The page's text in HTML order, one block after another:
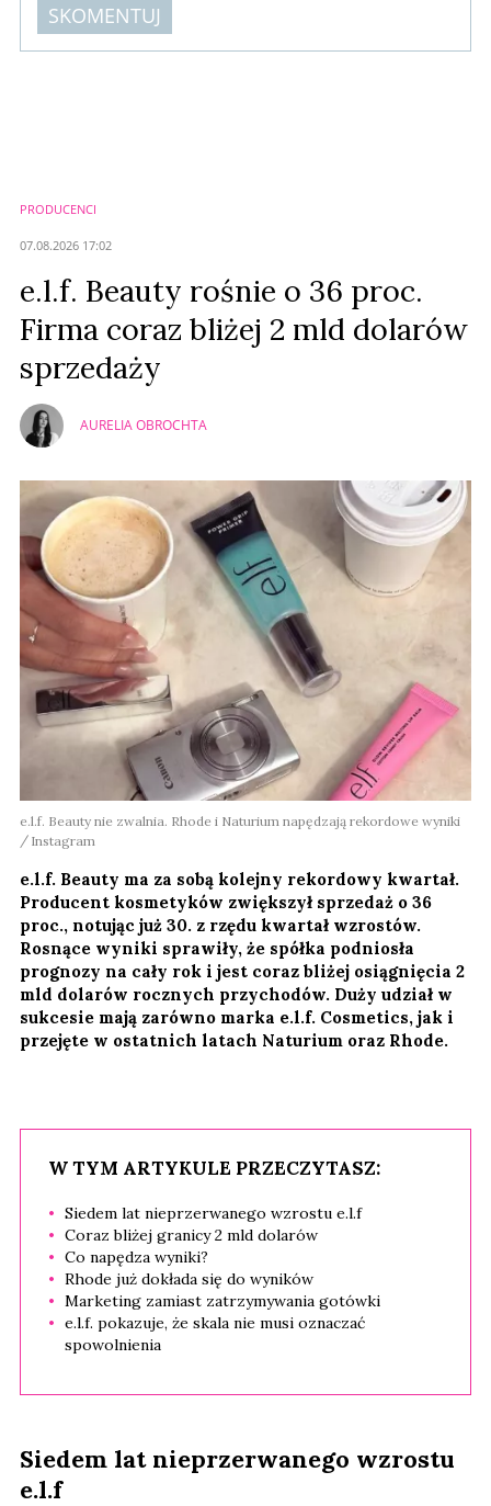
SKOMENTUJ
PRODUCENCI
07.08.2026 17:02
e.l.f. Beauty rośnie o 36 proc.
Firma coraz bliżej 2 mld dolarów
sprzedaży
AURELIA OBROCHTA
e.l.f. Beauty nie zwalnia. Rhode i Naturium napędzają rekordowe wyniki
Instagram
e.l.f. Beauty ma za sobą kolejny rekordowy kwartał.
Producent kosmetyków zwiększył sprzedaż o 36
proc., notując już 30. z rzędu kwartał wzrostów.
Rosnące wyniki sprawiły, że spółka podniosła
prognozy na cały rok i jest coraz bliżej osiągnięcia 2
mld dolarów rocznych przychodów. Duży udział w
sukcesie mają zarówno marka e.l.f. Cosmetics, jak i
przejęte w ostatnich latach Naturium oraz Rhode.
W TYM ARTYKULE PRZECZYTASZ:
Siedem lat nieprzerwanego wzrostu e.l.f
Coraz bliżej granicy 2 mld dolarów
Co napędza wyniki?
Rhode już dokłada się do wyników
Marketing zamiast zatrzymywania gotówki
e.l.f. pokazuje, że skala nie musi oznaczać
spowolnienia
Siedem lat nieprzerwanego wzrostu
e.l.f